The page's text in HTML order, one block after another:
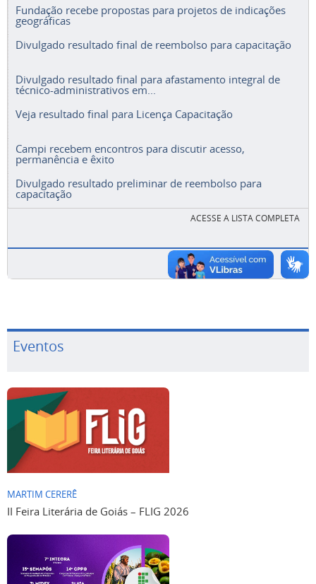
Fundação recebe propostas para projetos de indicações
geográficas
Divulgado resultado final de reembolso para capacitação
Divulgado resultado final para afastamento integral de
técnico-administrativos em...
Veja resultado final para Licença Capacitação
Campi recebem encontros para discutir acesso,
permanência e êxito
Divulgado resultado preliminar de reembolso para
capacitação
ACESSE A LISTA COMPLETA
Eventos
MARTIM CERERÊ
II Feira Literária de Goiás – FLIG 2026